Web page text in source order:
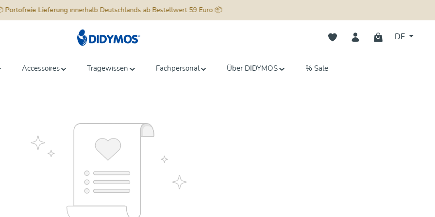
Portofreie Lieferunginnerhalb Deutschlands ab Bestellwert 59 Euro 📦
Du hast 0 Produkte auf dem
DE
Accessoires Tragewissen Fachpersonal Über DIDYMOS % Sale